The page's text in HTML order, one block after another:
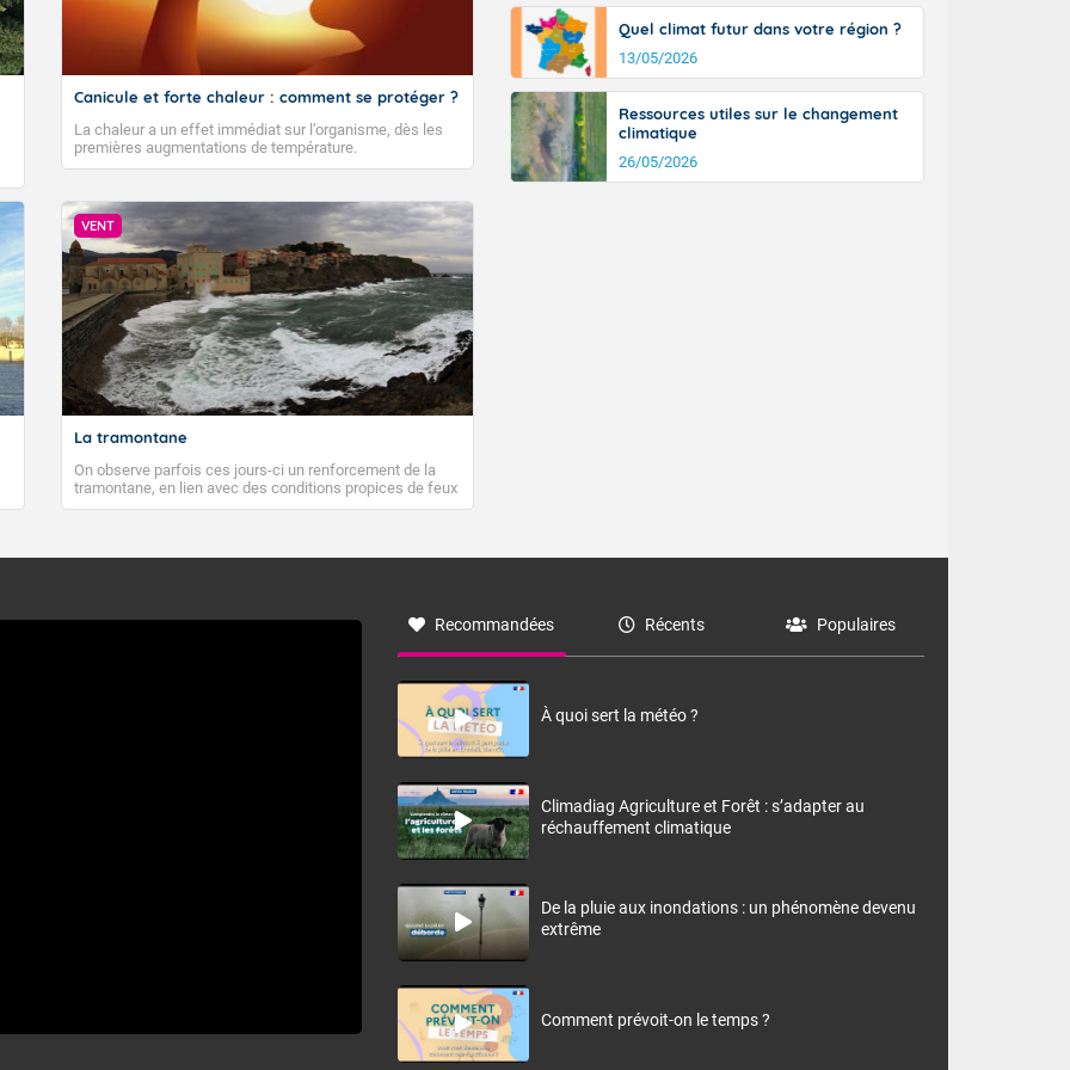
Canicule et forte chaleur : comment se protéger ?
La chaleur a un effet immédiat sur l’organisme, dès les
premières augmentations de température.
VENT
La tramontane
On observe parfois ces jours-ci un renforcement de la
tramontane, en lien avec des conditions propices de feux
de forêt. Mais qu'est-ce que la tramontane ? Quelles sont
à nord-ouest, dans un secteur qui part du Roussillon à la
monts, en allusion aux régions montagneuses d’où
Quel climat futur dans votre région ?
13/05/2026
Ressources utiles sur le changement
climatique
26/05/2026
Recommandées Récents Populaires
À quoi sert la météo ?
Climadiag Agriculture et Forêt : s’adapter au
réchauffement climatique
De la pluie aux inondations : un phénomène devenu
extrême
Comment prévoit-on le temps ?